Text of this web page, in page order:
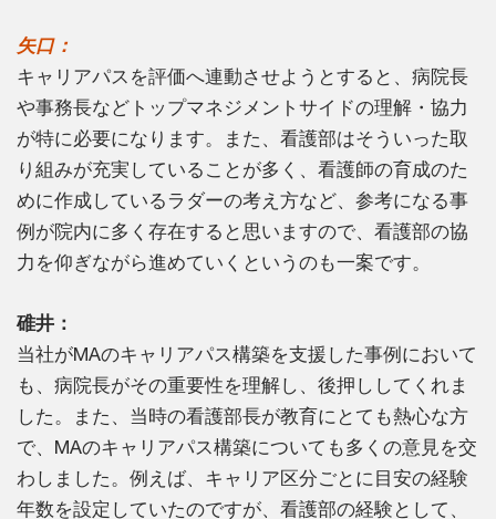
矢口：
キャリアパスを評価へ連動させようとすると、病院長
や事務長などトップマネジメントサイドの理解・協力
が特に必要になります。また、看護部はそういった取
り組みが充実していることが多く、看護師の育成のた
めに作成しているラダーの考え方など、参考になる事
例が院内に多く存在すると思いますので、看護部の協
力を仰ぎながら進めていくというのも一案です。
碓井：
当社がMAのキャリアパス構築を支援した事例において
も、病院長がその重要性を理解し、後押ししてくれま
した。また、当時の看護部長が教育にとても熱心な方
で、MAのキャリアパス構築についても多くの意見を交
わしました。例えば、キャリア区分ごとに目安の経験
年数を設定していたのですが、看護部の経験として、